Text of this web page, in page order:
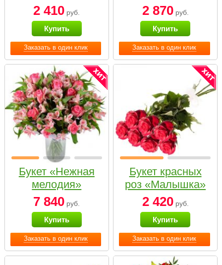
Заказать в один клик
2 410 руб.
Купить
Заказать в один клик
2 870руб.
Купить
Заказать в один клик
Букет «Нежная
мелодия»
7 840 руб.
Купить
Заказать в один клик
Букет красных
роз «Малышка»
2 420руб.
Купить